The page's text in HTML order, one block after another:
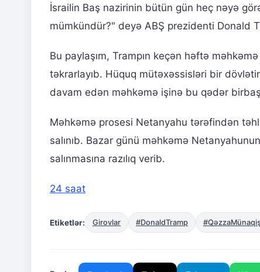
İsrailin Baş nazirinin bütün gün heç nəyə
mümkündür?" deyə ABŞ prezidenti Donald
Bu paylaşım, Trampın keçən həftə
təkrarlayıb. Hüquq mütəxəssisləri bir
davam edən məhkəmə işinə bu qədər
Məhkəmə prosesi Netanyahu tərəfindən
salınıb. Bazar günü məhkəmə
salınmasına razılıq verib.
24 saat
Etiketlər: Girovlar #DonaldTramp